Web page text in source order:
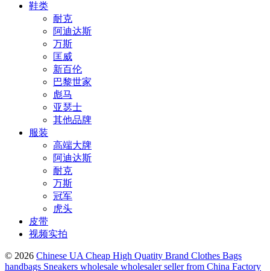
鞋类
耐克
阿迪达斯
万斯
匡威
新百伦
巴黎世家
彪马
亚瑟士
其他品牌
服装
高端大牌
阿迪达斯
耐克
万斯
冠军
虎头
皮带
视频实拍
© 2026 Chinese UA Cheap High Quatity Brand Clothes Bags
handbags Sneakers wholesale wholesaler seller from China Factory